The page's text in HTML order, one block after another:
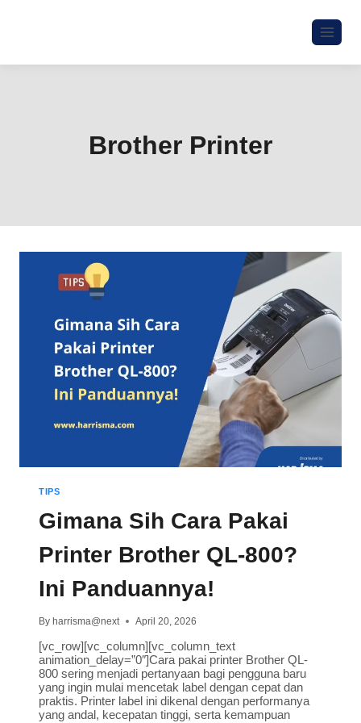
Brother Printer
TIPS
Gimana Sih Cara Pakai
Printer Brother QL-800?
Ini Panduannya!
By harrisma@next April 20, 2026
[vc_row][vc_column][vc_column_text
animation_delay=”0″]Cara pakai printer Brother QL-
800 sering menjadi pertanyaan bagi pengguna baru
yang ingin mulai mencetak label dengan cepat dan
praktis. Printer label ini dikenal dengan performanya
yang andal, kecepatan tinggi, serta kemampuan